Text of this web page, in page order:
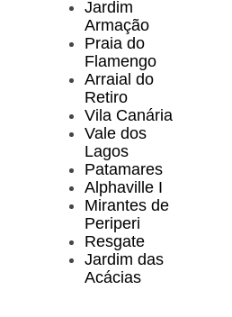
Jardim
Armação
Praia do
Flamengo
Arraial do
Retiro
Vila Canária
Vale dos
Lagos
Patamares
Alphaville I
Mirantes de
Periperi
Resgate
Jardim das
Acácias